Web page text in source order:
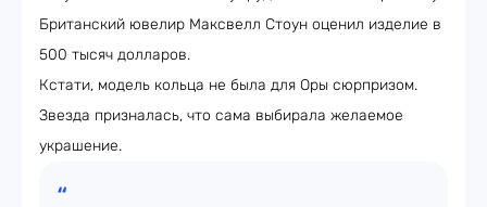
Британский ювелир Максвелл Стоун оценил изделие в
500 тысяч долларов.
Кстати, модель кольца не была для Оры сюрпризом.
Звезда призналась, что сама выбирала желаемое
украшение.